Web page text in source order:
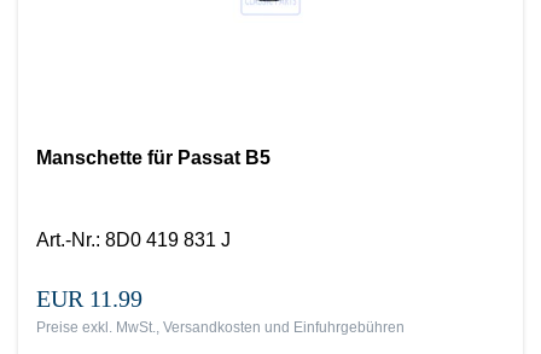
Manschette für Passat B5
Art.-Nr.: 8D0 419 831 J
EUR 11.99
Preise exkl. MwSt., Versandkosten und Einfuhrgebühren